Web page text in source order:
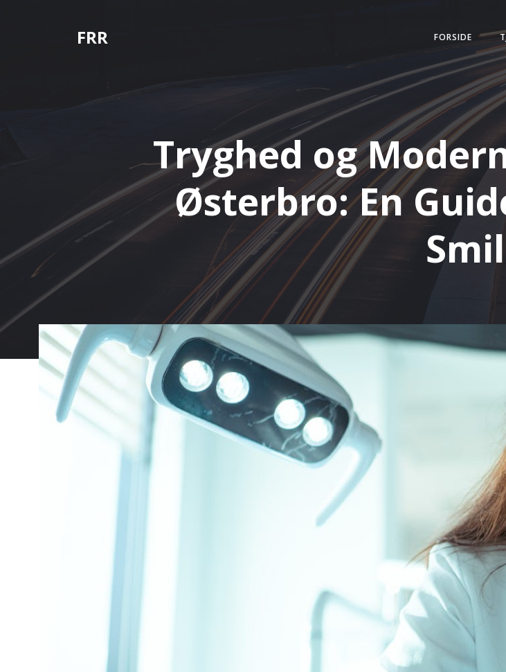
FRR FORSIDE
Tryghed og
Østerbro: En
Smil